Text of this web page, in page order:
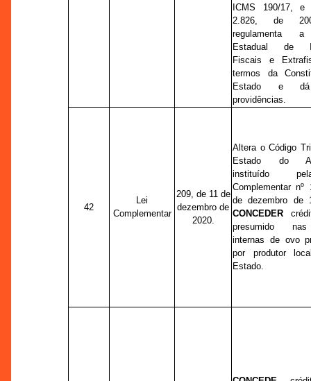
ICMS 190/17,
2.826, de
regulamenta
Estadual de
Fiscais e
termos da
Estado e
providências.
42
Lei
Complementar
209, de 11 de
dezembro de
2020.
Altera o Código
Estado do
instituído
Complementar
de dezembro de
CONCEDER
presumido
internas de ovo
por produtor
Estado.